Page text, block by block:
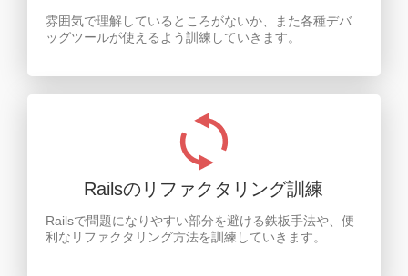
雰囲気で理解しているところがないか、また各種デバ
ッグツールが使えるよう訓練していきます。
Railsのリファクタリング訓練
Railsで問題になりやすい部分を避ける鉄板手法や、便
利なリファクタリング方法を訓練していきます。